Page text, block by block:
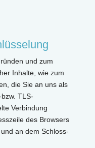
und zum
Inhalte, wie zum
die Sie an uns als
TLS-
Verbindung
des Browsers
und an dem Schloss-